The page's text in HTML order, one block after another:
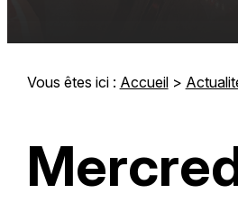
Vous êtes ici : Accueil>